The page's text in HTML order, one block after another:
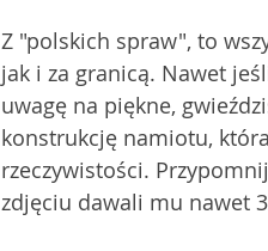
Z "polskich spraw", to
jak i za granicą. Nawet
uwagę na piękne,
konstrukcję namiotu,
rzeczywistości.
zdjęciu dawali mu nawet